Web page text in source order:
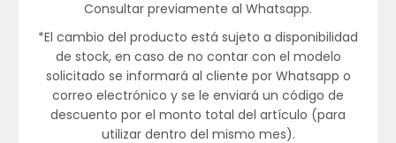
Consultar previamente al Whatsapp.
*El cambio del producto está sujeto a disponibilidad
de stock, en caso de no contar con el modelo
solicitado se informará al cliente por Whatsapp o
correo electrónico y se le enviará un código de
descuento por el monto total del artículo (para
utilizar dentro del mismo mes).